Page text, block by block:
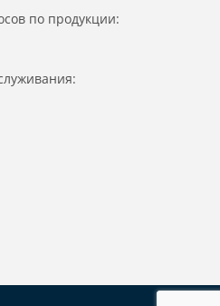
по продукции: